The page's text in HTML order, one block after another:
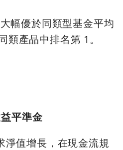
大幅優於同類型基金平均
類產品中排名第 1。
平準金
值增長，在現金流規